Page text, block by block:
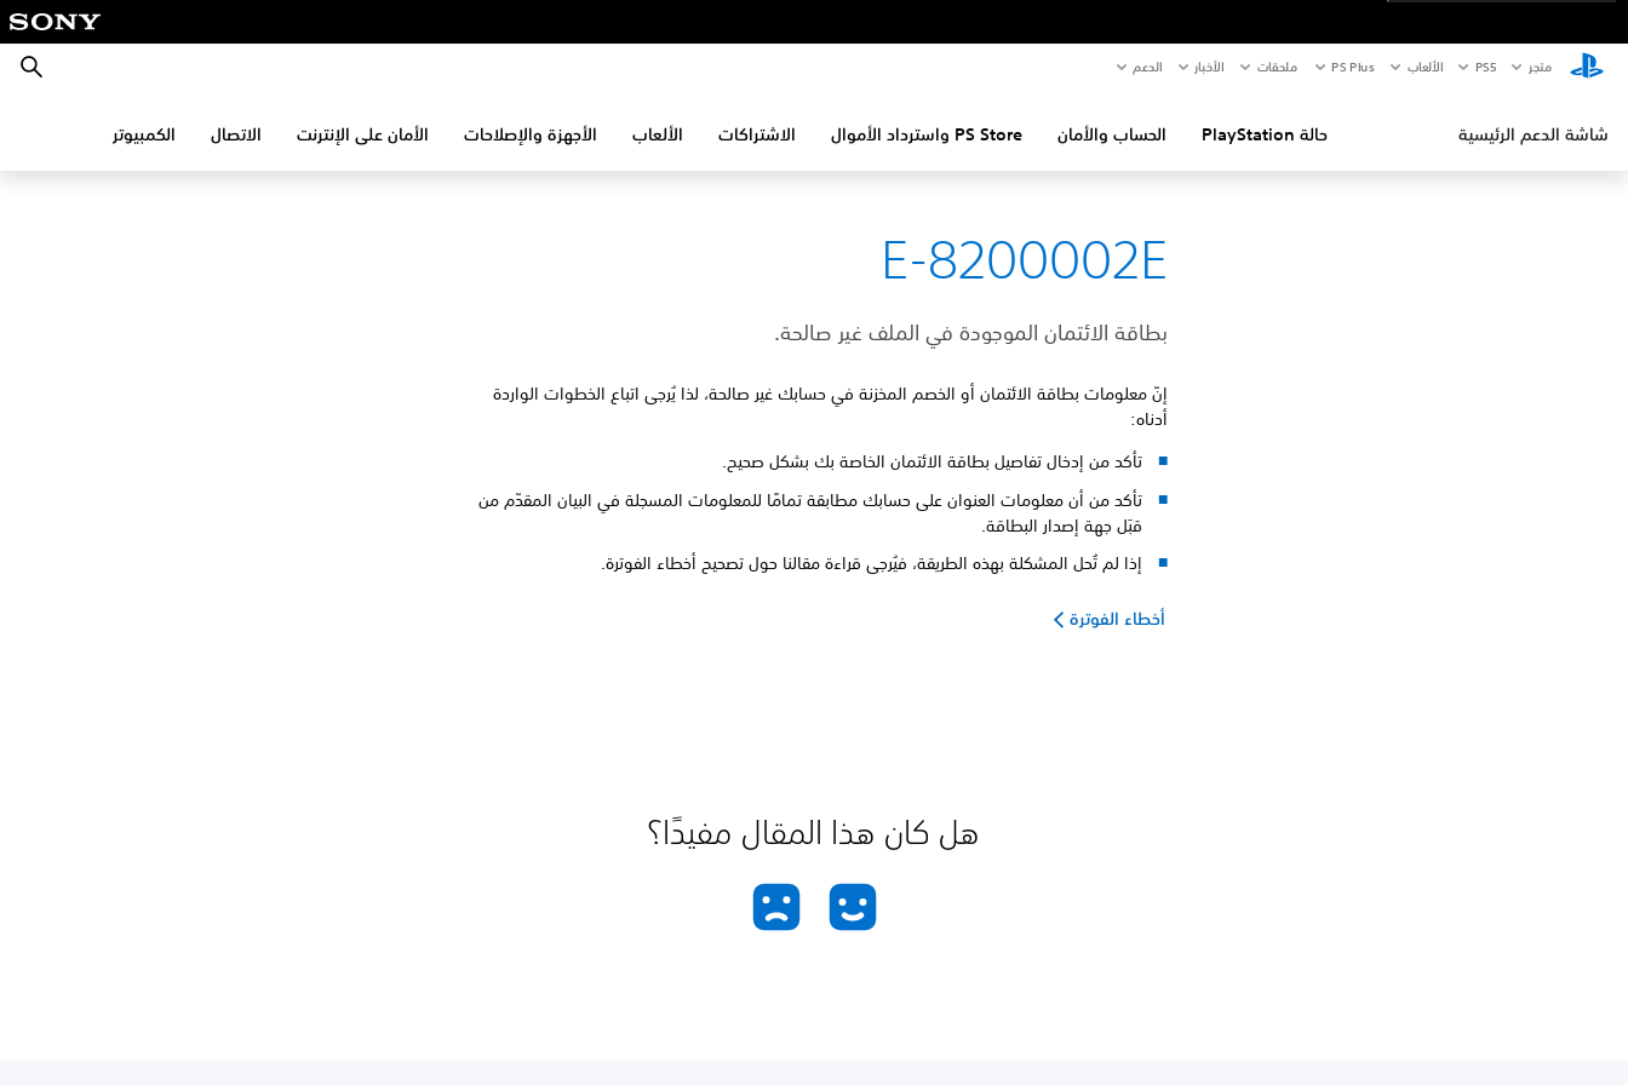
متجر PS5‏ الألعاب PS Plus ملحقات الأخبار الدعم بحث
شاشة الدعم الرئيسية حالة PlayStation الحساب والأمان PS Store واسترداد الأموال الاشتراكات الألعاب الأجهزة والإصلاحات الأمان على الإنترنت الاتصال الكمبيوتر
E-8200002E
بطاقة الائتمان الموجودة في الملف غير صالحة.
إنّ معلومات بطاقة الائتمان أو الخصم المخزنة في حسابك غير صالحة، لذا يُرجى اتباع الخطوات الواردة
أدناه:
تأكد من إدخال تفاصيل بطاقة الائتمان الخاصة بك بشكل صحيح.
تأكد من أن معلومات العنوان على حسابك مطابقة تمامًا للمعلومات المسجلة في البيان المقدّم من
قبَل جهة إصدار البطاقة.
إذا لم تُحل المشكلة بهذه الطريقة، فيُرجى قراءة مقالنا حول تصحيح أخطاء الفوترة.
أخطاء الفوترة
هل كان هذا المقال مفيدًا؟